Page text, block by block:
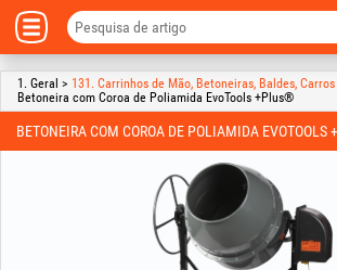
1. Geral > 131. Carrinhos de Mão, Betoneiras, Baldes,
Betoneira com Coroa de Poliamida EvoTools +Plus®
BETONEIRA COM COROA DE POLIAMIDA EVOTOOLS